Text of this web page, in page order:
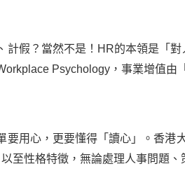
計假？當然不是！HR的本領是「
Psychology，事業增值由
要用心，更要懂得「讀心」。香港
至性格特徵，無論處理人事問題